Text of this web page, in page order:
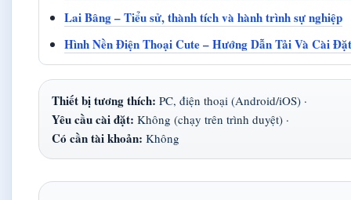
Lai Bâng – Tiểu sử, thành tích và hành trình sự nghiệp
Hình Nền Điện Thoại Cute – Hướng Dẫn Tải Và Cài
Thiết bị tương thích: PC, điện thoại (Android/iOS) ·
Yêu cầu cài đặt: Không (chạy trên trình duyệt) ·
Có cần tài khoản: Không